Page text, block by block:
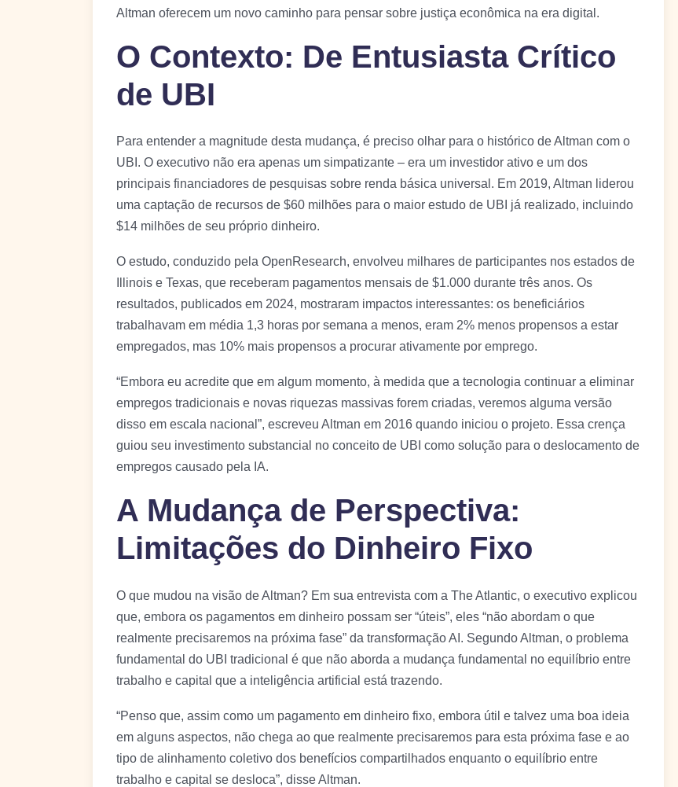
Altman oferecem um novo caminho para pensar sobre justiça econômica na era digital.
O Contexto: De Entusiasta Crítico
de UBI
Para entender a magnitude desta mudança, é preciso olhar para o histórico de Altman com o
UBI. O executivo não era apenas um simpatizante – era um investidor ativo e um dos
principais financiadores de pesquisas sobre renda básica universal. Em 2019, Altman liderou
uma captação de recursos de $60 milhões para o maior estudo de UBI já realizado, incluindo
$14 milhões de seu próprio dinheiro.
O estudo, conduzido pela OpenResearch, envolveu milhares de participantes nos estados de
Illinois e Texas, que receberam pagamentos mensais de $1.000 durante três anos. Os
resultados, publicados em 2024, mostraram impactos interessantes: os beneficiários
trabalhavam em média 1,3 horas por semana a menos, eram 2% menos propensos a estar
empregados, mas 10% mais propensos a procurar ativamente por emprego.
“Embora eu acredite que em algum momento, à medida que a tecnologia continuar a eliminar
empregos tradicionais e novas riquezas massivas forem criadas, veremos alguma versão
disso em escala nacional”, escreveu Altman em 2016 quando iniciou o projeto. Essa crença
guiou seu investimento substancial no conceito de UBI como solução para o deslocamento de
empregos causado pela IA.
A Mudança de Perspectiva:
Limitações do Dinheiro Fixo
O que mudou na visão de Altman? Em sua entrevista com a The Atlantic, o executivo explicou
que, embora os pagamentos em dinheiro possam ser “úteis”, eles “não abordam o que
realmente precisaremos na próxima fase” da transformação AI. Segundo Altman, o problema
fundamental do UBI tradicional é que não aborda a mudança fundamental no equilíbrio entre
trabalho e capital que a inteligência artificial está trazendo.
“Penso que, assim como um pagamento em dinheiro fixo, embora útil e talvez uma boa ideia
em alguns aspectos, não chega ao que realmente precisaremos para esta próxima fase e ao
tipo de alinhamento coletivo dos benefícios compartilhados enquanto o equilíbrio entre
trabalho e capital se desloca”, disse Altman.